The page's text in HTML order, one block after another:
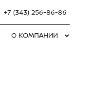
+7 (343) 256-86-86
О КОМПАНИИ